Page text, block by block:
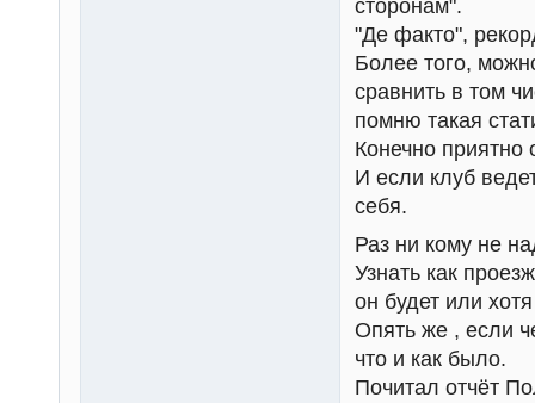
сторонам".
"Де факто",
Более того,
сравнить в том
помню такая
Конечно приятно
И если клуб
себя.
Раз ни кому не
Узнать как
он будет или
Опять же , если
что и как было.
Почитал отчёт